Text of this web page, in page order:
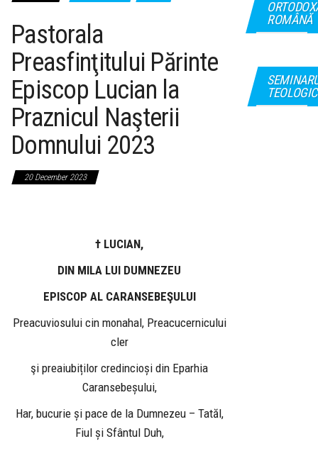
Pastorala
Preasfinţitului Părinte
Episcop Lucian la
Praznicul Naşterii
Domnului 2023
20 December 2023
† LUCIAN,
DIN MILA LUI DUMNEZEU
EPISCOP AL CARANSEBEŞULUI
Preacuviosului cin monahal, Preacucernicului
cler
şi preaiubiților credincioși din Eparhia
Caransebeșului,
Har, bucurie și pace de la Dumnezeu – Tatăl,
Fiul și Sfântul Duh,
ROMÂNĂ
TEOLOGIC